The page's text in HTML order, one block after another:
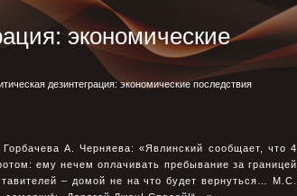
экономические
дезинтеграция: экономические последствия
А. Черняева: «Явлинский сообщает, что 4
ему нечем оплачивать пребывание за границей
– домой не на что будет вернуться… М.С.